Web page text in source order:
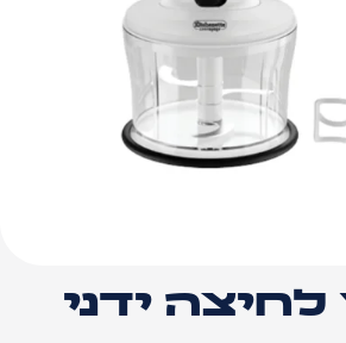
ידני